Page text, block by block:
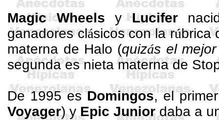
Magic Wheels yLucifer
ganadores clásicos con la rúbrica
materna de Halo (quizás el
segunda es nieta materna de
De 1995 esDomingos, el
Voyager) yEpic Juniordaba a